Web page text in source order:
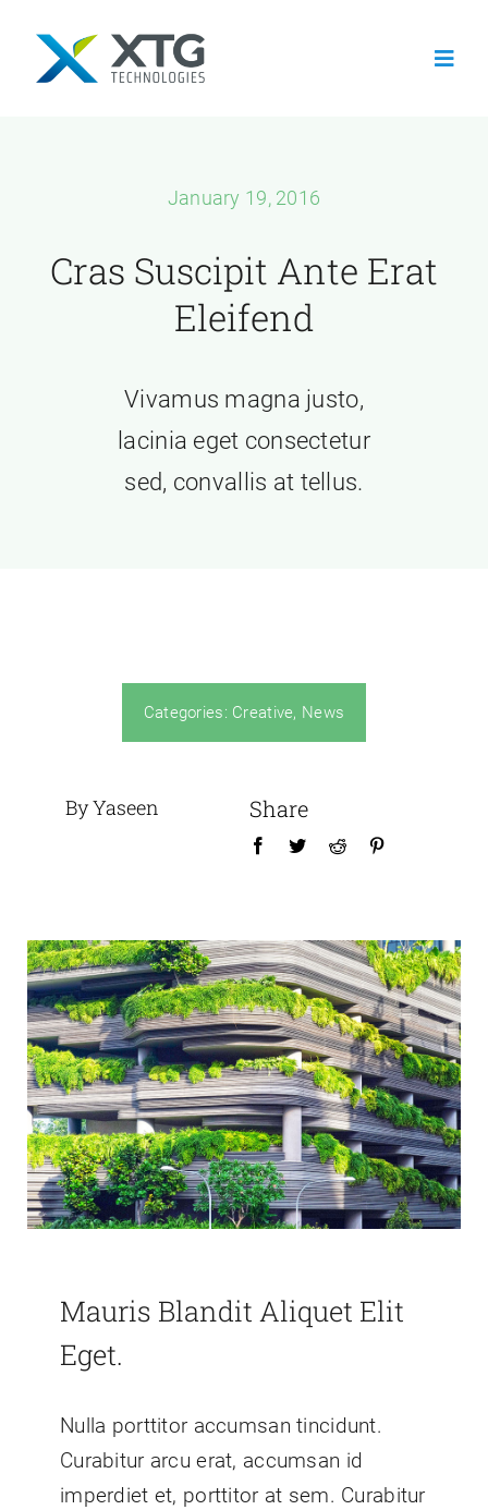
content
Services
January 19, 2016
Cras Suscipit Ante Erat
Eleifend
Vivamus magna justo,
lacinia eget consectetur
sed, convallis at tellus.
Categories: Creative, News
By Yaseen Share
Mauris Blandit Aliquet Elit
Eget.
Nulla porttitor accumsan tincidunt.
Curabitur arcu erat, accumsan id
imperdiet et, porttitor at sem. Curabitur